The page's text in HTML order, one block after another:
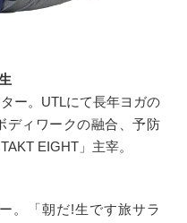
ー。UTLにて長年ヨガの
ディワークの融合、予防
EIGHT」主宰。
。「朝だ!生です旅サラ